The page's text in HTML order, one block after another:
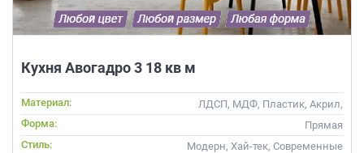
Кухня Авогадро 3 18 кв м
Материал:
ЛДСП, МДФ, Пластик, Акрил,
Пленка, Alvic / УФ лак, Эмаль,
Шпон
Форма:
Прямая
Стиль:
Модерн, Хай-тек, Современные